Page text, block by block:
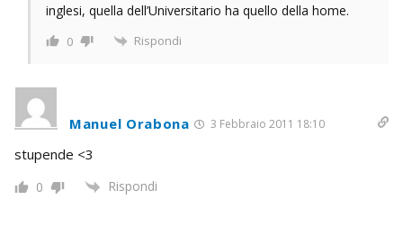
inglesi, quella dell’Universitario ha quello della home.
0 Rispondi
Manuel Orabona 3 Febbraio 2011 18:10
stupende <3
0 Rispondi